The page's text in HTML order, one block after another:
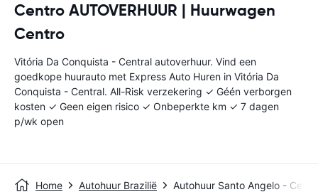
Centro AUTOVERHUUR | Huurwagen
Centro
Vitória Da Conquista - Central autoverhuur. Vind een
goedkope huurauto met Express Auto Huren in Vitória Da
Conquista - Central. All-Risk verzekering ✓ Géén verborgen
kosten ✓ Geen eigen risico ✓ Onbeperkte km ✓ 7 dagen
p/wk open
Home Autohuur Brazilië Autohuur Santo Angelo -